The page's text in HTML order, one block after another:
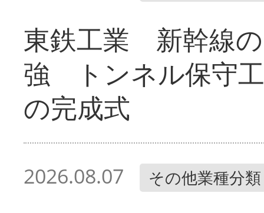
東鉄工業 新幹線
強 トンネル保守
の完成式
2026.08.07 その他業種分類